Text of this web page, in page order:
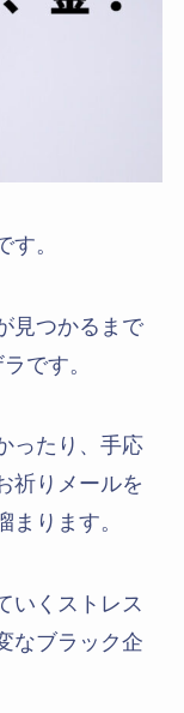
。
見つかるまで
です。
ったり、手応
祈りメールを
ります。
いくストレス
なブラック企